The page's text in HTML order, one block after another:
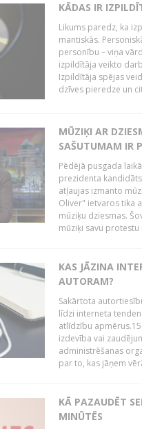
KĀDAS IR
Likums paredz, ka
mantiskās.
personību – viņa
izpildītāja veikto
Izpildītāja spējas
dzīves pieredze un
MŪZIĶI AR
SAŠUTUMAM IR
Pēdējā pusgada
prezidenta
atļaujas izmanto
Oliver" ietvaros tika
mūziķu dziesmas.
mūziķi savu
KAS JĀZINA
AUTORAM?
Sakārtota
līdzi interneta
atlīdzību
izdevība vai
administrēšanas
par to, kas jāņem
KĀ PAZAUDĒT
MINŪTĒS